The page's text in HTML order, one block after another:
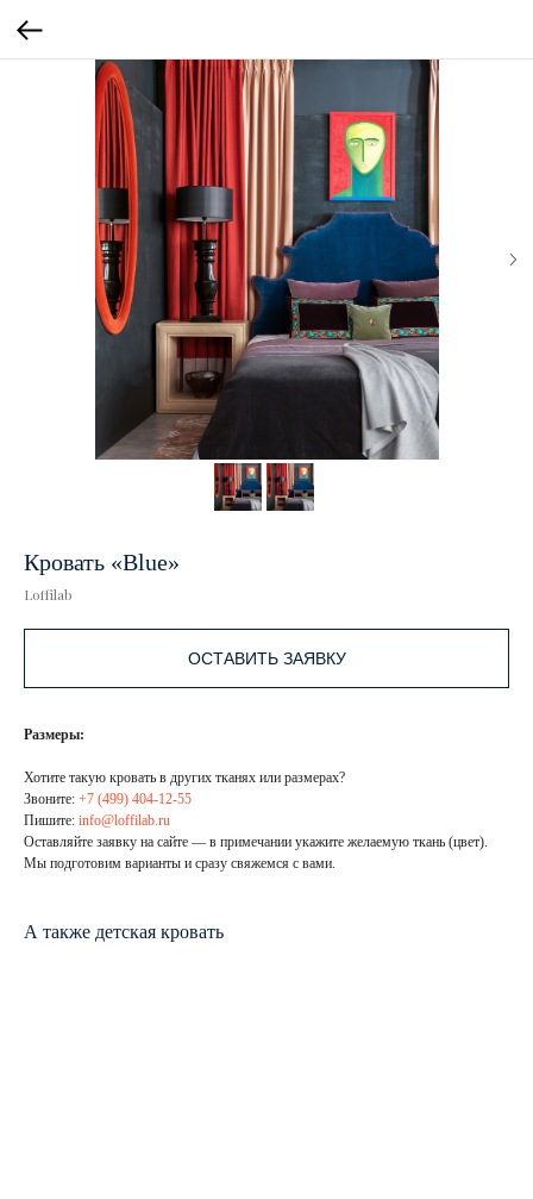
Кровать «Blue»
Loffilab
ОСТАВИТЬ ЗАЯВКУ
Размеры:
Хотите такую кровать в других тканях или размерах?
Звоните: +7 (499) 404-12-55
Пишите: info@loffilab.ru
Оставляйте заявку на сайте — в примечании укажите желаемую ткань (цвет).
Мы подготовим варианты и сразу свяжемся с вами.
А также детская кровать